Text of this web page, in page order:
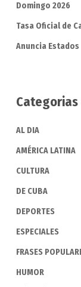
Domingo 2026
Tasa Oficial de
Anuncia
Categorias
AL DIA
AMÉRICA LATINA
CULTURA
DE CUBA
DEPORTES
ESPECIALES
FRASES
HUMOR